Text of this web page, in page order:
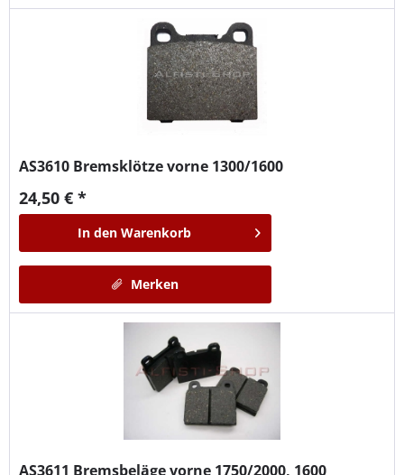
AS3610 Bremsklötze vorne 1300/1600
24,50 € *
In den Warenkorb
Merken
AS3611 Bremsbeläge vorne 1750/2000, 1600